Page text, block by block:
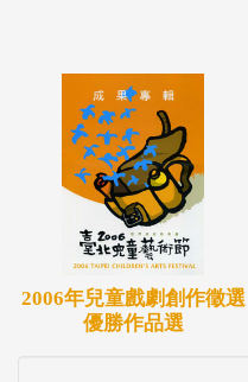
2006年兒童戲劇創作徵選
優勝作品選